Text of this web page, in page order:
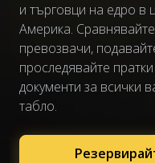
и търговци на едро в
Америка.
превозвачи,
проследявайте
документи за всички
табло.